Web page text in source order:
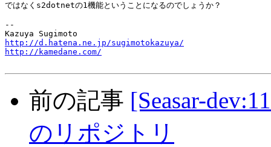
ではなくs2dotnetの1機能ということになるのでしょうか？
--
http://d.hatena.ne.jp/sugimotokazuya/
http://kamedane.com/
前の記事 [Seasar-
のリポジトリ